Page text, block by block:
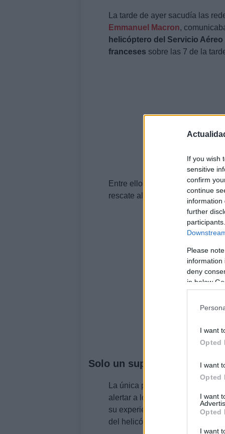
If you wish
sensitive
confirm
continue
information
further
Please
information
deny
in below
I want
Opted
I want
Opted
I want
Opted
I want
La tarde de ayer sacudía las
Emmanuel Macron,
helicóptero del Servicio
franceses sobre las 7 de la
Entre ellos, empleados de una
rescate alpino.
Solo un superviviente
La única persona
alertar a los equipos de
su experiencia. El
accidente
del helicóptero el que activo la